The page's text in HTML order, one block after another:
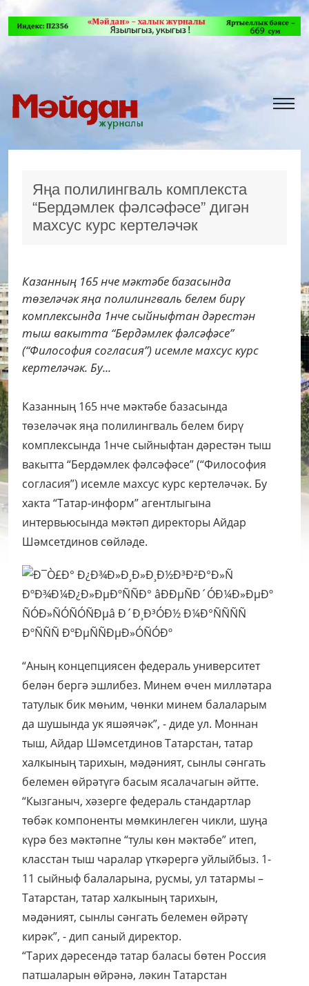
Яңа полилингваль комплекста
“Бердәмлек фәлсәфәсе” дигән
махсус курс кертеләчәк
Казанның 165 нче мәктәбе базасында
төзеләчәк яңа полилингваль белем бирү
комплексында 1нче сыйныфтан дәрестән
тыш вакытта “Бердәмлек фәлсәфәсе”
(“Философия согласия”) исемле махсус курс
кертеләчәк. Бу...
Казанның 165 нче мәктәбе базасында
төзеләчәк яңа полилингваль белем бирү
комплексында 1нче сыйныфтан дәрестән тыш
вакытта “Бердәмлек фәлсәфәсе” (“Философия
согласия”) исемле махсус курс кертеләчәк. Бу
хакта “Татар-информ” агентлыгына
интервьюсында мәктәп директоры Айдар
Шәмсетдинов сөйләде.
“Аның концепциясен федераль университет
белән бергә эшлибез. Минем өчен милләтара
татулык бик мөһим, чөнки минем балаларым
да шушында ук яшәячәк”, - диде ул. Моннан
тыш, Айдар Шәмсетдинов Татарстан, татар
халкының тарихын, мәдәният, сынлы сәнгать
белемен өйрәтүгә басым ясалачагын әйтте.
“Кызганыч, хәзерге федераль стандартлар
төбәк компоненты мөмкинлеген чикли, шуңа
күрә без мәктәпне “тулы көн мәктәбе” итеп,
класстан тыш чаралар үткәрергә уйлыйбыз. 1-
11 сыйныф балаларына, русмы, ул татармы –
Татарстан, татар халкының тарихын,
мәдәният, сынлы сәнгать белемен өйрәтү
кирәк”, - дип саный директор.
“Тарих дәресендә татар баласы бөтен Россия
патшаларын өйрәнә, ләкин Татарстан